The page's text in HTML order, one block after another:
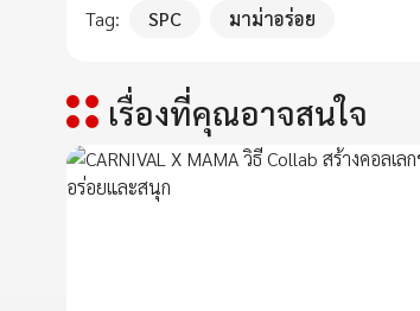
Tag: SPC มาม่าอร่อย
เรื่องที่คุณอาจสนใจ